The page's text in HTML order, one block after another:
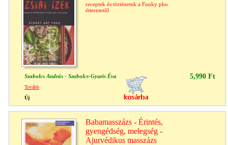
receptek és történetek a Funky pho
étteremtől
Szabolcs András - Szabolcs-Gyuris Éva 5,990 Ft
Tovább
Új
Babamasszázs - Érintés,
gyengédség, melegség -
Ajurvédikus masszázs